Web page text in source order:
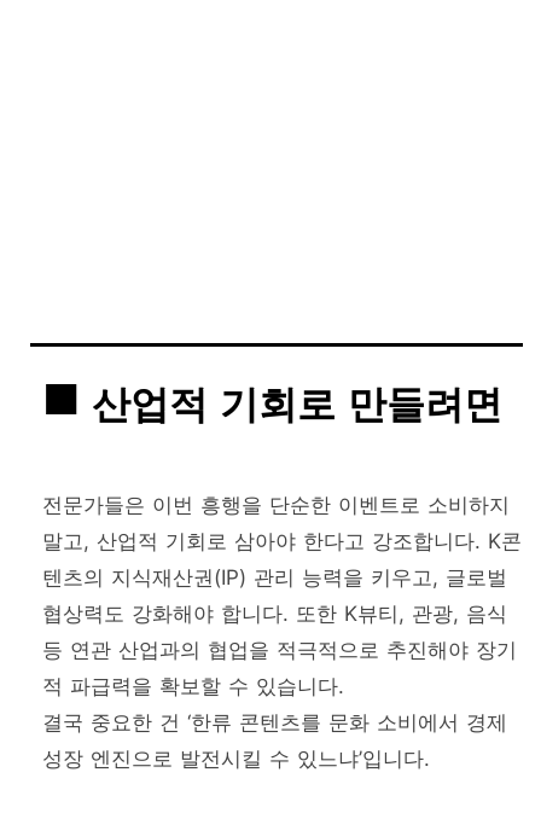
산업적 기회로 만들려면
전문가들은 이번 흥행을 단순한 이벤트로 소비하지
말고, 산업적 기회로 삼아야 한다고 강조합니다. K콘
텐츠의 지식재산권(IP) 관리 능력을 키우고, 글로벌
협상력도 강화해야 합니다. 또한 K뷰티, 관광, 음식
등 연관 산업과의 협업을 적극적으로 추진해야 장기
적 파급력을 확보할 수 있습니다.
결국 중요한 건 ‘한류 콘텐츠를 문화 소비에서 경제
성장 엔진으로 발전시킬 수 있느냐’입니다.